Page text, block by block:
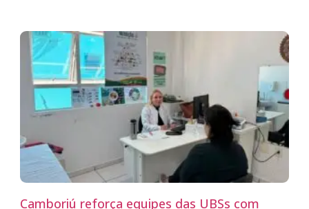
Camboriú reforça equipes das UBSs com